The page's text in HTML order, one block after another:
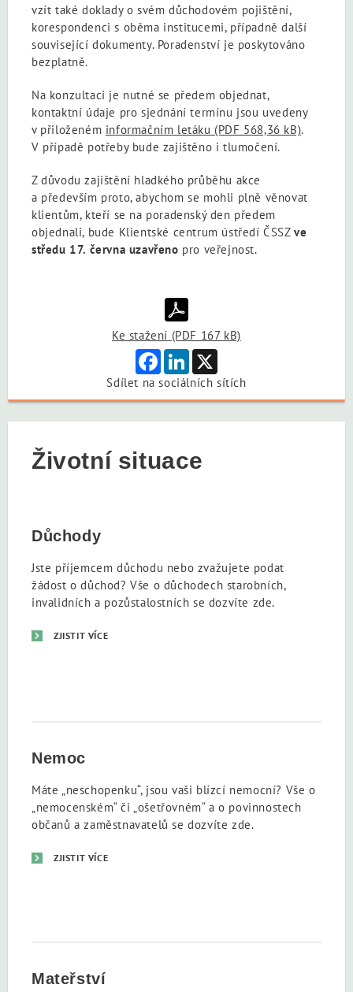
vzít také doklady o svém důchodovém pojištění,
korespondenci s oběma institucemi, případně další
související dokumenty. Poradenství je poskytováno
bezplatně.
Na konzultaci je nutné se předem objednat,
kontaktní údaje pro sjednání termínu jsou uvedeny
v přiloženém informačním letáku (PDF 568,36 kB).
V případě potřeby bude zajištěno i tlumočení.
Z důvodu zajištění hladkého průběhu akce
a především proto, abychom se mohli plně věnovat
klientům, kteří se na poradenský den předem
objednali, bude Klientské centrum ústředí ČSSZve
středu 17. června uzavřeno pro veřejnost.
Ke stažení (PDF 167 kB)
FacebookLinkedIn
Sdílet na sociálních sítích
Životní situace
Důchody
Jste příjemcem důchodu nebo zvažujete podat
žádost o důchod? Vše o důchodech starobních,
invalidních a pozůstalostních se dozvíte zde.
ZJISTIT VÍCE
Nemoc
Máte „neschopenku“, jsou vaši blízcí nemocní? Vše o
„nemocenském“ či „ošetřovném“ a o povinnostech
občanů a zaměstnavatelů se dozvíte zde.
ZJISTIT VÍCE
Mateřství